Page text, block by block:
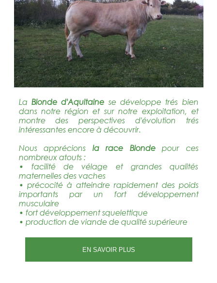
La Blonde d'Aquitaine se développe trés bien
dans notre région et sur notre exploitation, et
montre des perspectives d'évolution trés
intéressantes encore à découvrir.
Nous apprécions la race Blondepour ces
nombreux atouts :
• facilité de vélage et grandes qualités
maternelles des vaches
• précocité à atteindre rapidement des poids
importants par un fort développement
musculaire
• fort développement squelettique
• production de viande de qualité supérieure
EN SAVOIR PLUS